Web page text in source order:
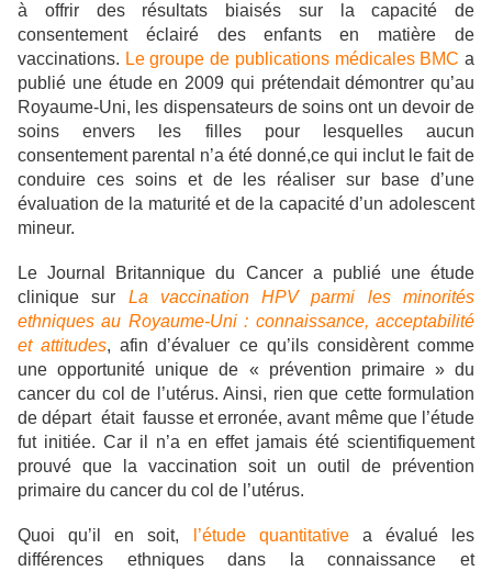
à offrir des résultats biaisés sur la capacité de
consentement éclairé des enfants en matière de
vaccinations. Le groupe de publications médicales BMC a
publié une étude en 2009 qui prétendait démontrer qu’au
Royaume-Uni, les dispensateurs de soins ont un devoir de
soins envers les filles pour lesquelles aucun
consentement parental n’a été donné,ce qui inclut le fait de
conduire ces soins et de les réaliser sur base d’une
évaluation de la maturité et de la capacité d’un adolescent
mineur.
Le Journal Britannique du Cancer a publié une étude
clinique sur La vaccination HPV parmi les minorités
ethniques au Royaume-Uni : connaissance, acceptabilité
et attitudes, afin d’évaluer ce qu’ils considèrent comme
une opportunité unique de « prévention primaire » du
cancer du col de l’utérus. Ainsi, rien que cette formulation
de départ était fausse et erronée, avant même que l’étude
fut initiée. Car il n’a en effet jamais été scientifiquement
prouvé que la vaccination soit un outil de prévention
primaire du cancer du col de l’utérus.
Quoi qu’il en soit, l’étude quantitativea évalué les
différences ethniques dans la connaissance et